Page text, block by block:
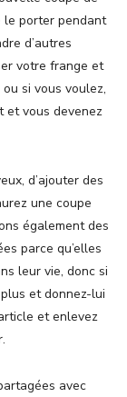
le porter pendant
d’autres
votre frange et
si vous voulez,
et vous devenez
d’ajouter des
une coupe
également des
parce qu’elles
leur vie, donc si
plus et donnez-lui
et enlevez
avec